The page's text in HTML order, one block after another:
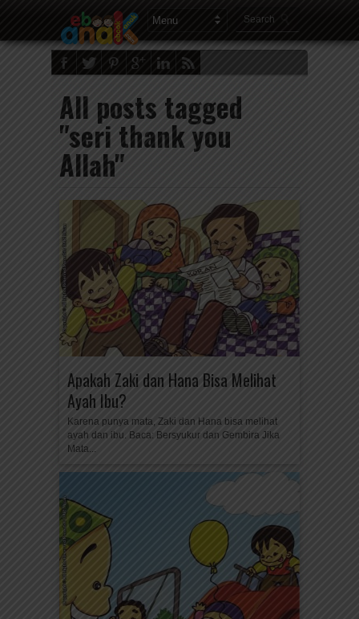
All posts tagged
"seri thank you
Allah"
Apakah Zaki dan Hana Bisa Melihat
Ayah Ibu?
Karena punya mata, Zaki dan Hana bisa melihat
ayah dan ibu. Baca: Bersyukur dan Gembira Jika
Mata...